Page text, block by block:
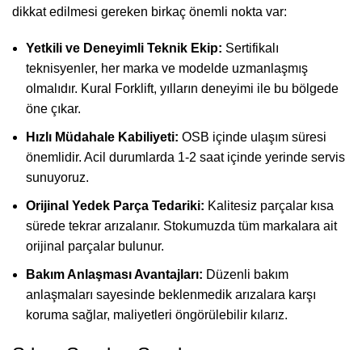
dikkat edilmesi gereken birkaç önemli nokta var:
Yetkili ve Deneyimli Teknik Ekip: Sertifikalı
teknisyenler, her marka ve modelde uzmanlaşmış
olmalıdır. Kural Forklift, yılların deneyimi ile bu bölgede
öne çıkar.
Hızlı Müdahale Kabiliyeti: OSB içinde ulaşım süresi
önemlidir. Acil durumlarda 1-2 saat içinde yerinde servis
sunuyoruz.
Orijinal Yedek Parça Tedariki: Kalitesiz parçalar kısa
sürede tekrar arızalanır. Stokumuzda tüm markalara ait
orijinal parçalar bulunur.
Bakım Anlaşması Avantajları: Düzenli bakım
anlaşmaları sayesinde beklenmedik arızalara karşı
koruma sağlar, maliyetleri öngörülebilir kılarız.